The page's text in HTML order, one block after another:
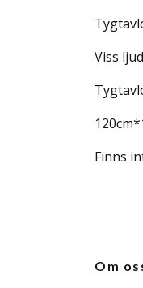
Viss
Finns
Om